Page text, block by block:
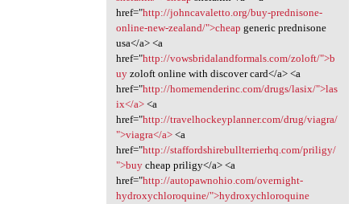
href="http://johncavaletto.org/buy-prednisone-
online-new-zealand/">cheap generic prednisone
usa</a> <a
href="http://vowsbridalandformals.com/zoloft/">b
uyzoloft online with discover card</a> <a
href="http://homemenderinc.com/drugs/lasix/">las
ix</a><a
href="http://travelhockeyplanner.com/drug/viagra/
">viagra</a><a
href="http://staffordshirebullterrierhq.com/priligy/
">buycheap priligy</a> <a
href="http://autopawnohio.com/overnight-
hydroxychloroquine/">hydroxychloroquine